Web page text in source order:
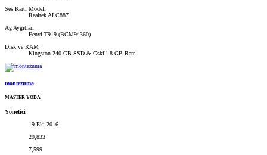
Ses Kartı Modeli
Realtek ALC887
Ağ Aygıtları
Fenvi T919 (BCM94360)
Disk ve RAM
Kingston 240 GB SSD & Gskill 8 GB Ram
montezuma
MASTER YODA
Yönetici
19 Eki 2016
29,833
7,599